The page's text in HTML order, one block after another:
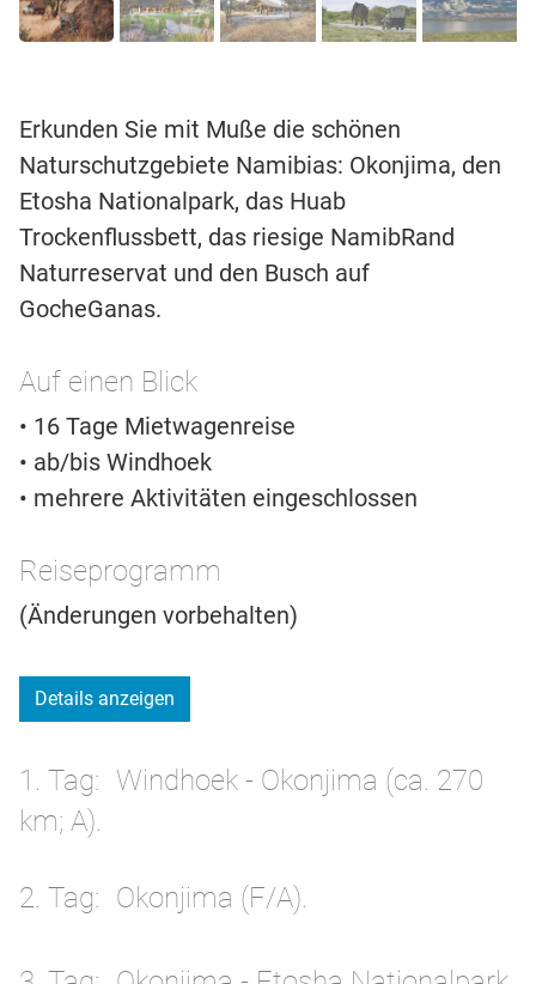
Erkunden Sie mit Muße die schönen
Naturschutzgebiete Namibias: Okonjima, den
Etosha Nationalpark, das Huab
Trockenflussbett, das riesige NamibRand
Naturreservat und den Busch auf
GocheGanas.
Auf einen Blick
• 16 Tage Mietwagenreise
• ab/bis Windhoek
• mehrere Aktivitäten eingeschlossen
Reiseprogramm
(Änderungen vorbehalten)
Details anzeigen
1. Tag
Windhoek - Okonjima (ca. 270
km; A).
2. Tag Okonjima (F/A).